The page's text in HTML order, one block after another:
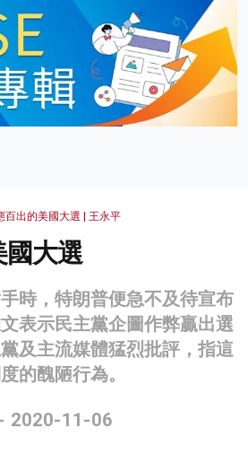
百出的美國大選 | 王永平
國大選
時，特朗普便急不及待宣布
表示民主黨企圖作弊贏出選
及主流媒體猛烈批評，指這
的醜陋行為。
2020-11-06